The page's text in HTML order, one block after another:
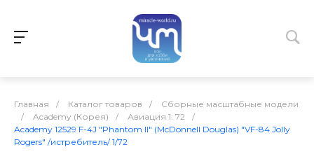
Главная / Каталог товаров /
Сборные масштабные модели
/
Academy (Корея) / Авиация 1: 72
/
Academy 12529 F-4J "Phantom II" (McDonnell Douglas) "VF-84 Jolly
Rogers" /истребитель/ 1/72